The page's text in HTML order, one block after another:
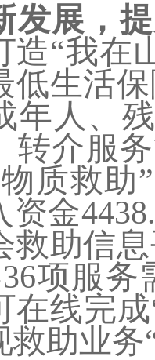
发展，
造“我在
低生活
年人、
转介服
质救助
资金
救助信
项服
在线完
救助业